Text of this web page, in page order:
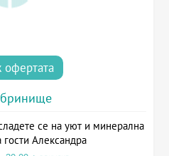
офертата
се на уют и минерална
гости Александра